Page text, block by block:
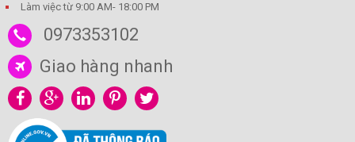
Làm việc từ 9:00 AM- 18:00 PM
0973353102
Giao hàng nhanh